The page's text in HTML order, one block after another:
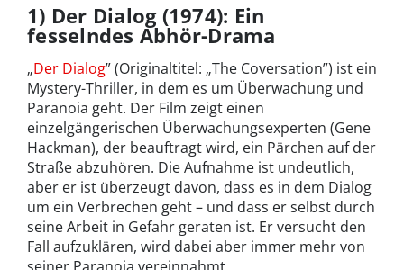
1) Der Dialog (1974): Ein
fesselndes Abhör-Drama
„Der Dialog” (Originaltitel: „The Coversation”) ist ein
Mystery-Thriller, in dem es um Überwachung und
Paranoia geht. Der Film zeigt einen
einzelgängerischen Überwachungsexperten (Gene
Hackman), der beauftragt wird, ein Pärchen auf der
Straße abzuhören. Die Aufnahme ist undeutlich,
aber er ist überzeugt davon, dass es in dem Dialog
um ein Verbrechen geht – und dass er selbst durch
seine Arbeit in Gefahr geraten ist. Er versucht den
Fall aufzuklären, wird dabei aber immer mehr von